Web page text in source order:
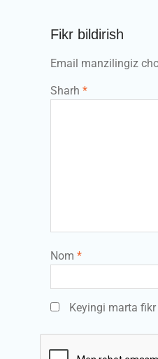
Fikr bildirish
Email manzilingiz
Sharh *
Nom *
Keyingi marta